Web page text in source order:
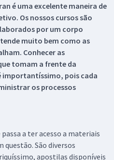
é uma excelente maneira de
Os nossos cursos são
por um corpo
muito bem como as
Conhecer as
tomam a frente da
importantíssimo, pois cada
os processos
a ter acesso a materiais
questão. São diversos
apostilas disponíveis